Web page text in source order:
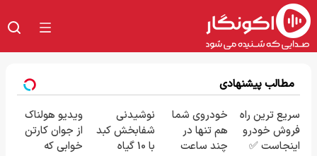
مطالب پیشنهادی
سریع ترین راه
فروش خودرو
اینجاست ✅
خودروی شما
هم تنها در
چند ساعت
نوشیدنی
شفابخش کبد
با 10 گیاه
ویدیو هولناک
از جوان کارتن
خوابی که